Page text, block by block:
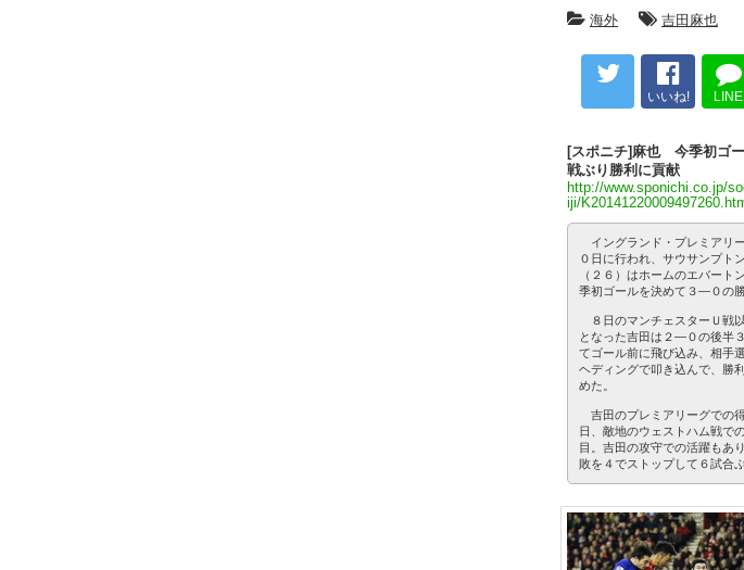
海外 吉田麻也
いいね! LINE
[スポニチ]麻也 今季初ゴ
戦ぶり勝利に貢献
http://www.sponichi.co.jp/
iji/
イングランド・プレミアリ
０日に行われ、サウサンプト
（２６）はホームのエバート
季初ゴールを決めて３―０の勝
８日のマンチェスターＵ戦
となった吉田は２―０の後半
てゴール前に飛び込み、相手
ヘディングで叩き込んで、勝
めた。
吉田のプレミアリーグでの
日、敵地のウェストハム戦で
目。吉田の攻守での活躍もあ
敗を４でストップして６試合